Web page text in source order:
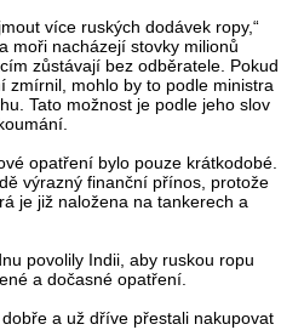
více ruských dodávek ropy,“
moři nacházejí stovky milionů
zůstávají bez odběratele. Pokud
zmírnil, mohlo by to podle ministra
Tato možnost je podle jeho slov
opatření bylo pouze krátkodobé.
výrazný finanční přínos, protože
je již naložena na tankerech a
povolily Indii, aby ruskou ropu
a dočasné opatření.
a už dříve přestali nakupovat